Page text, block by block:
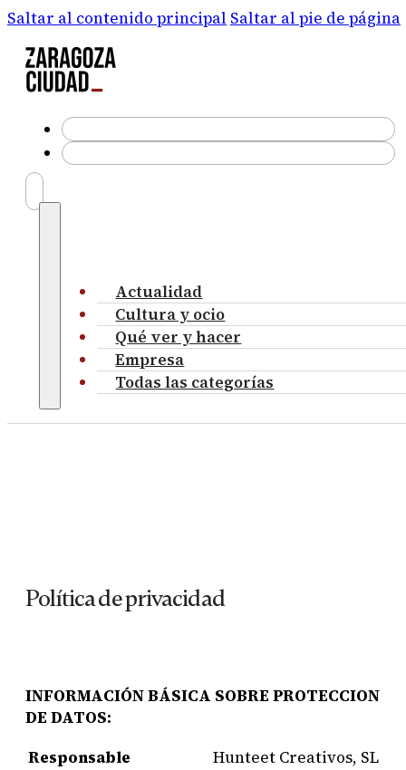
Saltar al contenido principal Saltar al pie de página
Actualidad
Cultura y ocio
Qué ver y hacer
Empresa
Todas las categorías
Política de privacidad
INFORMACIÓN BÁSICA SOBRE PROTECCION
DE DATOS:
Responsable
Hunteet Creativos, SL